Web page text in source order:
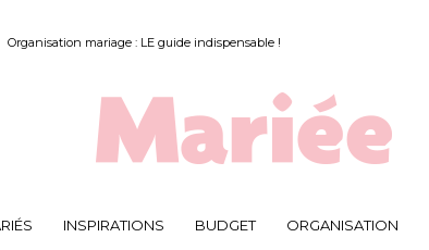
Organisation mariage : LE guide indispensable !
INSPIRATIONS BUDGET ORGANISATION